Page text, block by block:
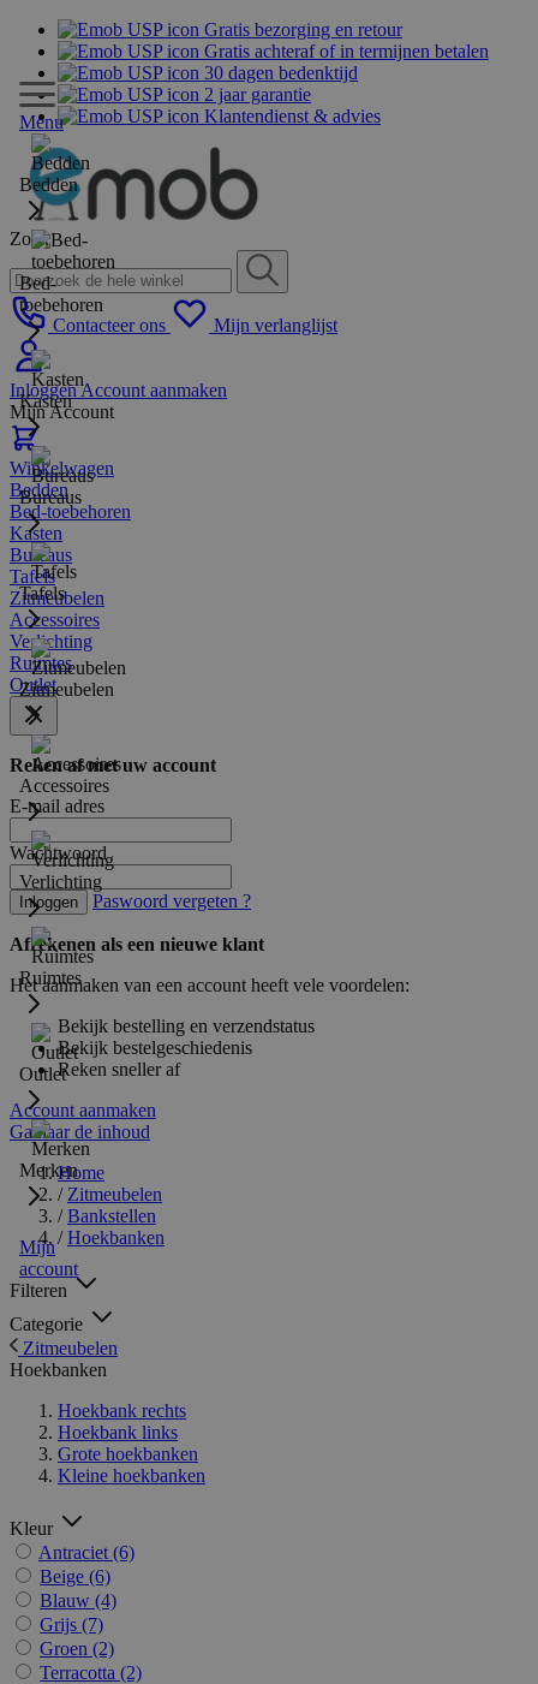
Gratis bezorging en retour
Gratis achteraf of in termijnen betalen
30 dagen bedenktijd
2 jaar garantie
Klantendienst & advies
Zoek
Contacteer ons Mijn verlanglijst
InloggenAccount aanmaken
Mijn Account
Winkelwagen
Menu
Bedden
Bed-
toebehoren
Kasten
Bureaus
Tafels
Zitmeubelen
Accessoires
Verlichting
Ruimtes
Outlet
Merken
Mijn
account
Bedden
Bed-toebehoren
Kasten
Bureaus
Tafels
Zitmeubelen
Accessoires
Verlichting
Ruimtes
Outlet
Reken af met uw account
E-mail adres
Wachtwoord
Inloggen Paswoord vergeten ?
Afrekenen als een nieuwe klant
Het aanmaken van een account heeft vele voordelen:
Bekijk bestelling en verzendstatus
Bekijk bestelgeschiedenis
Reken sneller af
Account aanmaken
Ga naar de inhoud
Home
/ Zitmeubelen
/ Bankstellen
/ Hoekbanken
Filteren
Categorie
Zitmeubelen
Hoekbanken
Hoekbank rechts
Hoekbank links
Grote hoekbanken
Kleine hoekbanken
Kleur
Antraciet (6)
Beige (6)
Blauw (4)
Grijs (7)
Groen (2)
Terracotta (2)